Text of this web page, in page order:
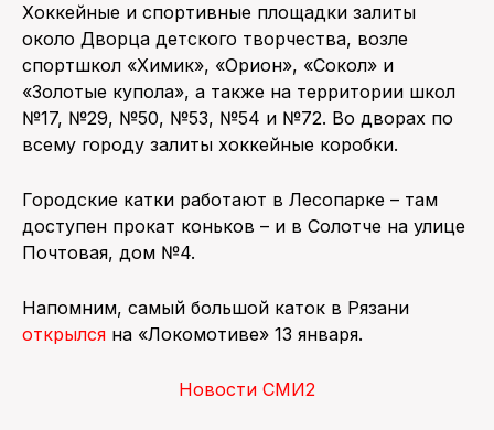
Хоккейные и спортивные площадки залиты
около Дворца детского творчества, возле
спортшкол «Химик», «Орион», «Сокол» и
«Золотые купола», а также на территории школ
№17, №29, №50, №53, №54 и №72. Во дворах по
всему городу залиты хоккейные коробки.
Городские катки работают в Лесопарке – там
доступен прокат коньков – и в Солотче на улице
Почтовая, дом №4.
Напомним, самый большой каток в Рязани
открылся на «Локомотиве» 13 января.
Новости СМИ2